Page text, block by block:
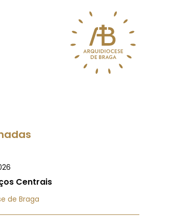
Centrais
de Braga